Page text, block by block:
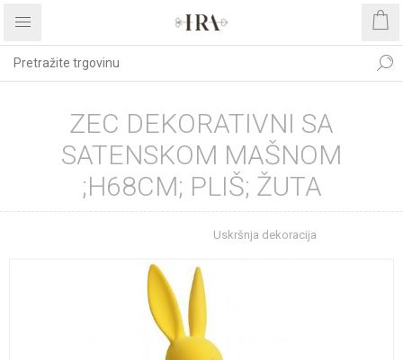
ZEC DEKORATIVNI SA
SATENSKOM MAŠNOM
;H68CM; PLIŠ; ŽUTA
Uskršnja dekoracija